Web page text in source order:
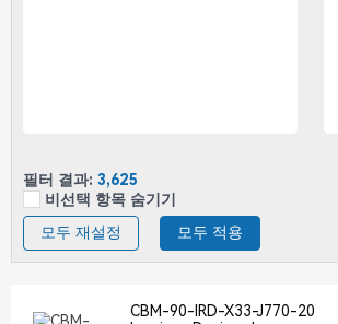
필터 결과: 3,625
비선택 항목 숨기기
모두 재설정
모두 적용
CBM-90-IRD-X33-J770-20